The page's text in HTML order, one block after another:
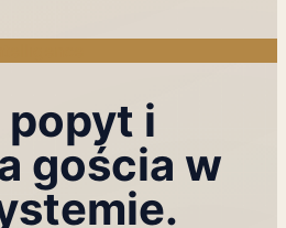
popyt i
gościa w